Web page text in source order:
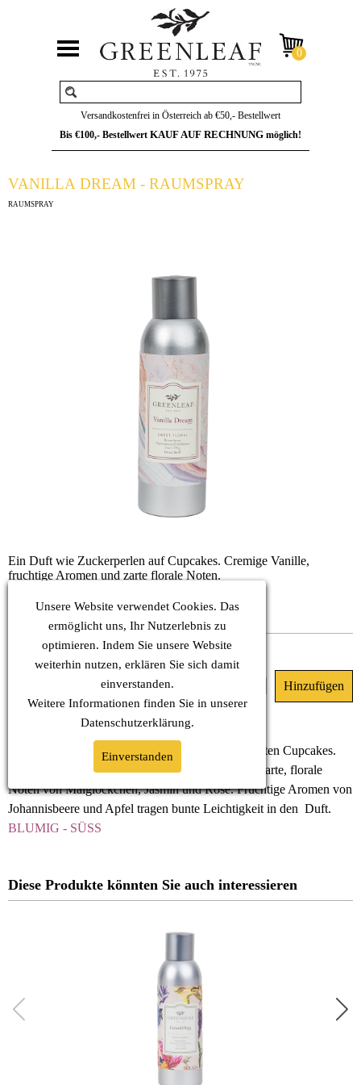
Versandkostenfrei in Österreich ab €50,- Bestellwert
Bis €100,- Bestellwert KAUF AUF RECHNUNG möglich!
VANILLA DREAM - RAUMSPRAY
RAUMSPRAY
Ein Duft wie Zuckerperlen auf Cupcakes. Cremige Vanille,
fruchtige Aromen und zarte florale Noten.
HERZ: Jasmin, Rose, Maiglöckchen
BASIS: Vanille, Amber, Moschus
Begrenzt verfügbar
Vanilla Dream, ein Duft wie Zuckerperlen auf bunten Cupcakes.
Weich und warm umschmeichelt cremige Vanille zarte, florale
Noten von Maiglöckchen, Jasmin und Rose. Fruchtige Aromen von
Johannisbeere und Apfel tragen bunte Leichtigkeit in den Duft.
BLUMIG - SÜSS
Diese Produkte könnten Sie auch interessieren
Unsere Website verwendet Cookies. Das
ermöglicht uns, Ihr Nutzerlebnis zu
optimieren. Indem Sie unsere Website
weiterhin nutzen, erklären Sie sich damit
einverstanden.
Weitere Informationen finden Sie in unserer
Datenschutzerklärung.
Einverstanden